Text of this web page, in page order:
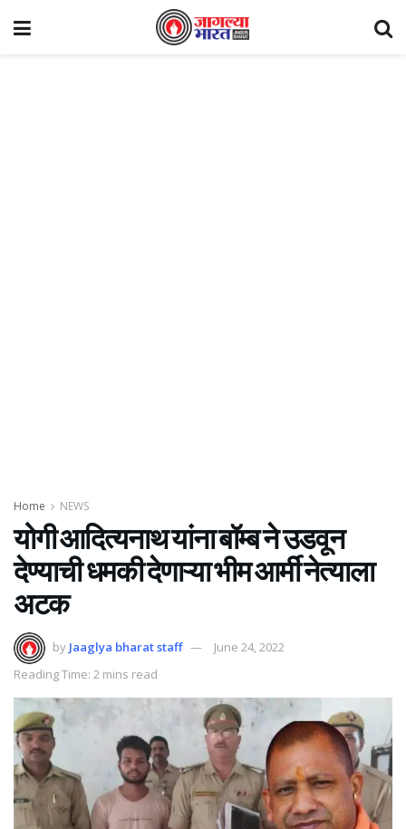
Home NEWS
योगी आदित्यनाथ यांना बॉम्ब ने उडवून
देण्याची धमकी देणाऱ्या भीम आर्मी नेत्याला
अटक
by Jaaglya bharat staff
June 24, 2022
Reading Time: 2 mins read